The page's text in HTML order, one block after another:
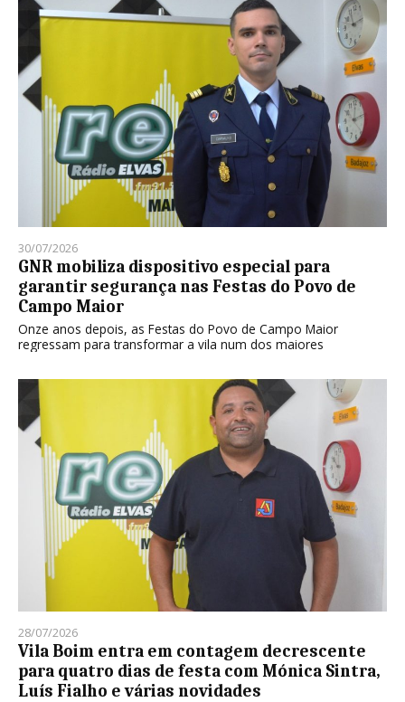
30/07/2026
GNR mobiliza dispositivo especial para
garantir segurança nas Festas do Povo de
Campo Maior
Onze anos depois, as Festas do Povo de Campo Maior
regressam para transformar a vila num dos maiores
28/07/2026
Vila Boim entra em contagem decrescente
para quatro dias de festa com Mónica Sintra,
Luís Fialho e várias novidades